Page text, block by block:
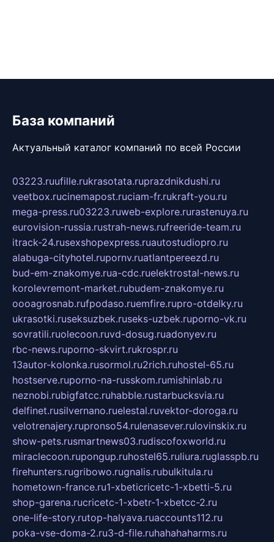
База компаний
Актуальный каталог компаний по всей России
03223.ruufille.rukrasotata.ruprazdnikdushi.ru
veetbox.rucinemapost.ruciam-fr.rukraft-you.ru
mega-press.ru03223.ruweb-explore.rurastenuya.ru
eurovision-russia.rustrah-news.rufreeride-team.ru
itrack-24.rusexshopexpress.ruautostudiopro.ru
alabuga-cityhotel.rupornv.ruatlantpereezd.ru
bud-em-znakomye.rua-cdc.ruelektrostal-news.ru
korolevremont-market.rubudem-znakomye.ru
oooagrosnab.rufpodaso.ruemfire.rupro-otdelky.ru
ukrasotki.ruseksuzbek.ruseks-uzbek.ruporno-vk.ru
sovratili.ruolecoon.ruvd-dosug.ruadonyev.ru
rbc-news.ruporno-skvirt.rukrospr.ru
13autor-kolonka.rusormol.ru2rich.ruhostel-65.ru
hostserve.ruporno-na-russkom.rumishinlab.ru
neznobi.rubigfatcc.ruhabble.rustarbucksvia.ru
delfinet.rusilvernano.ruelestal.ruvektor-doroga.ru
velotrenajery.rupronso54.rulenasever.rulovinskix.ru
show-pets.rusmartnews03.rudiscofoxworld.ru
miraclecoon.rupongup.ruhostel65.ruliura.ruglasspb.ru
firehunters.rugribowo.rugnalis.rubulkitula.ru
hometown-france.ru1-xbeticricetc-1-xbetti-5.ru
shop-garena.rucricetc-1-xbetr-1-xbetcc-2.ru
one-life-story.rutop-halyava.ruaccounts112.ru
poka-vse-doma-2.ru3-d-file.ruhahahaharms.ru